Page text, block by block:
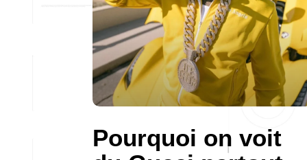
Pourquoi on voit